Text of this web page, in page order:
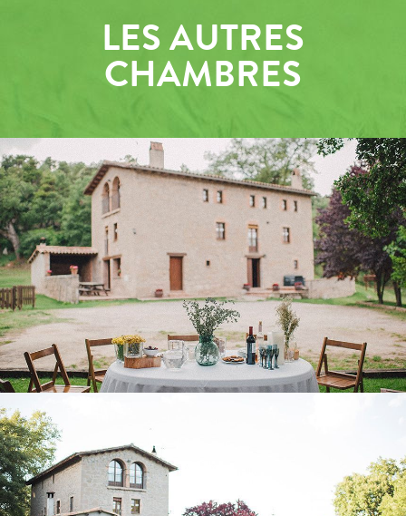
LES AUTRES
CHAMBRES
EXTÉRIEUR